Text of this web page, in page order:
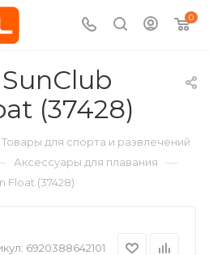
0
(37428)
Товары для спорта и развлечений
Аксессуары для плавания —
Float (37428)
6920388642101